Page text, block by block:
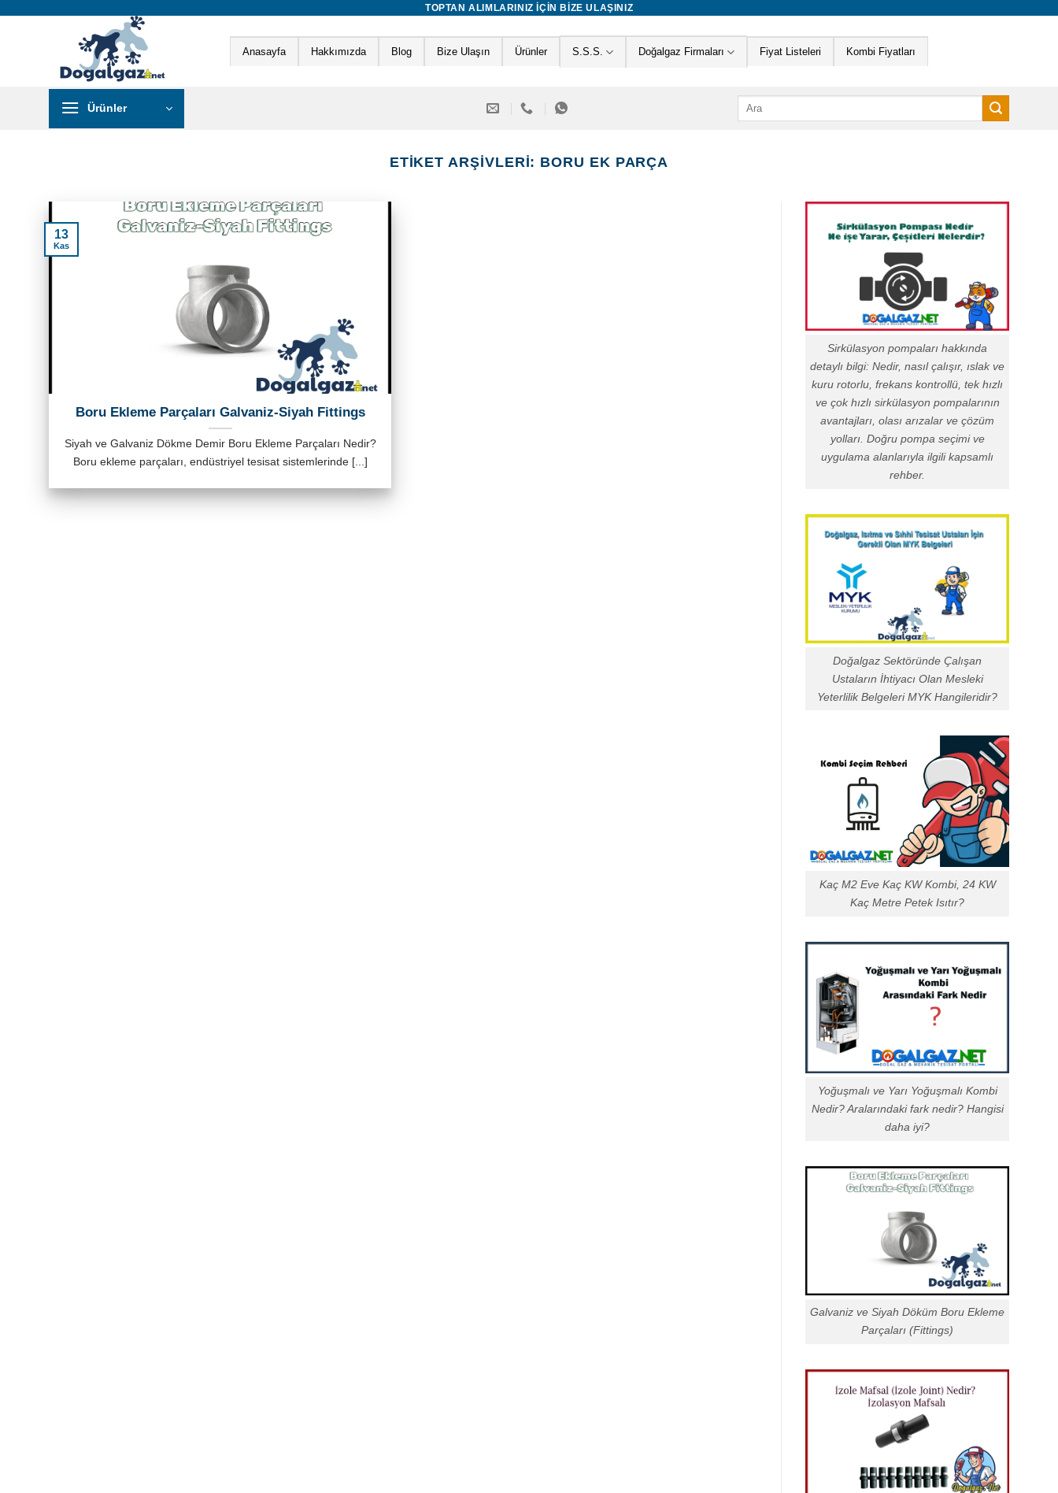
TOPTAN ALIMLARINIZ IÇIN BIZE ULAŞINIZ
Anasayfa Hakkımızda Blog Bize Ulaşın Ürünler S.S.S. Doğalgaz Firmaları Fiyat Listeleri Kombi Fiyatları
Ürünler Ara:
ETIKET ARŞIVLERI: BORU EK PARÇA
Boru Ekleme Parçaları Galvaniz-Siyah Fittings
Siyah ve Galvaniz Dökme Demir Boru Ekleme Parçaları Nedir?
Boru ekleme parçaları, endüstriyel tesisat sistemlerinde [...]
13
Kas
Sirkülasyon pompaları hakkında
detaylı bilgi: Nedir, nasıl çalışır, ıslak ve
kuru rotorlu, frekans kontrollü, tek hızlı
ve çok hızlı sirkülasyon pompalarının
avantajları, olası arızalar ve çözüm
yolları. Doğru pompa seçimi ve
uygulama alanlarıyla ilgili kapsamlı
rehber.
Doğalgaz Sektöründe Çalışan
Ustaların İhtiyacı Olan Mesleki
Yeterlilik Belgeleri MYK Hangileridir?
Kaç M2 Eve Kaç KW Kombi, 24 KW
Kaç Metre Petek Isıtır?
Yoğuşmalı ve Yarı Yoğuşmalı Kombi
Nedir? Aralarındaki fark nedir? Hangisi
daha iyi?
Galvaniz ve Siyah Döküm Boru Ekleme
Parçaları (Fittings)